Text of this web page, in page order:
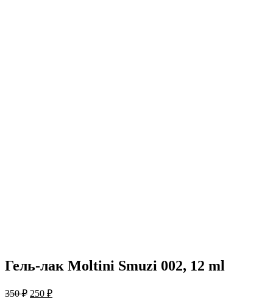
Гель-лак Moltini Smuzi 002, 12 ml
350₽ 250 ₽